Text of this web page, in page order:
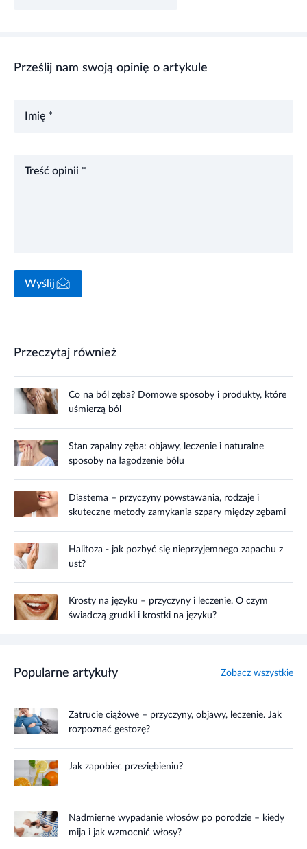
Prześlij nam swoją opinię o artykule
Imię *
Treść opinii *
Wyślij
Przeczytaj również
Co na ból zęba? Domowe sposoby i produkty, które
uśmierzą ból
Stan zapalny zęba: objawy, leczenie i naturalne
sposoby na łagodzenie bólu
Diastema – przyczyny powstawania, rodzaje i
skuteczne metody zamykania szpary między zębami
Halitoza - jak pozbyć się nieprzyjemnego zapachu z
ust?
Krosty na języku – przyczyny i leczenie. O czym
świadczą grudki i krostki na języku?
Popularne artykuły Zobacz wszystkie
Zatrucie ciążowe – przyczyny, objawy, leczenie. Jak
rozpoznać gestozę?
Jak zapobiec przeziębieniu?
Nadmierne wypadanie włosów po porodzie – kiedy
mija i jak wzmocnić włosy?